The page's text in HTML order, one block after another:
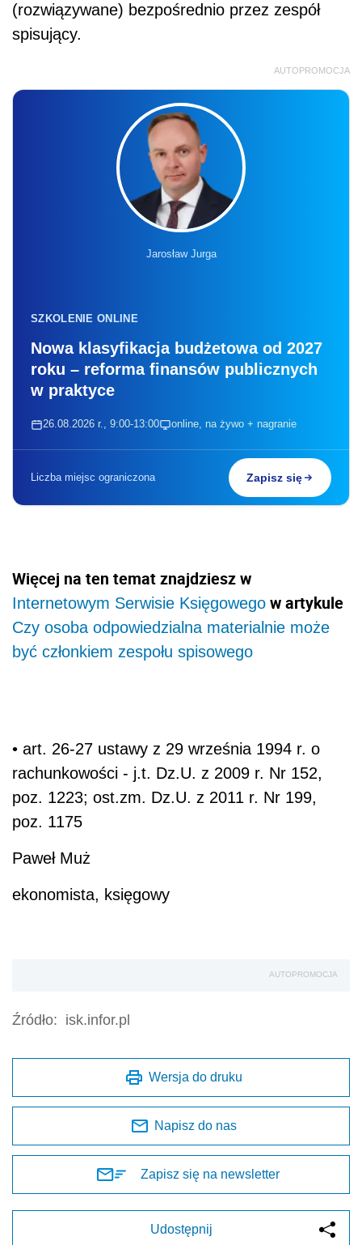
(rozwiązywane) bezpośrednio przez zespół
spisujący.
AUTOPROMOCJA
Jarosław Jurga
SZKOLENIE ONLINE
Nowa klasyfikacja budżetowa od 2027
roku – reforma finansów publicznych
w praktyce
26.08.2026 r., 9:00-13:00 online, na żywo + nagranie
Liczba miejsc ograniczona Zapisz się
Więcej na ten temat znajdziesz w
Internetowym Serwisie Księgowego w artykule
Czy osoba odpowiedzialna materialnie może
być członkiem zespołu spisowego
• art. 26-27 ustawy z 29 września 1994 r. o
rachunkowości - j.t. Dz.U. z 2009 r. Nr 152,
poz. 1223; ost.zm. Dz.U. z 2011 r. Nr 199,
poz. 1175
Paweł Muż
ekonomista, księgowy
AUTOPROMOCJA
Źródło: isk.infor.pl
Wersja do druku
Napisz do nas
Zapisz się na newsletter
Udostępnij